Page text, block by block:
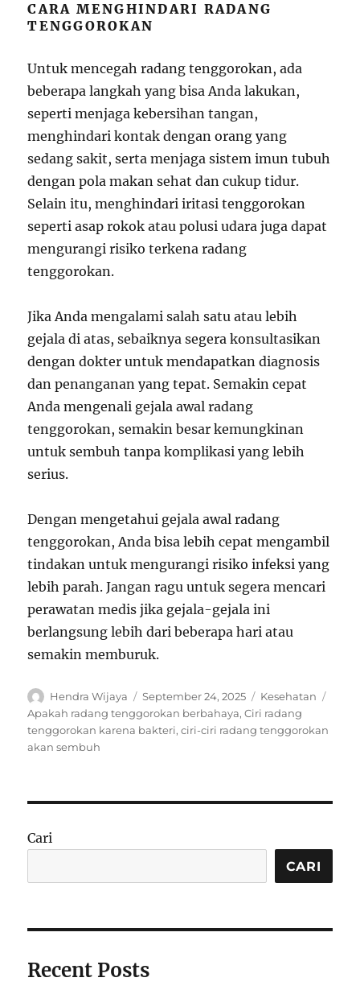
CARA MENGHINDARI RADANG
TENGGOROKAN
Untuk mencegah radang tenggorokan, ada
beberapa langkah yang bisa Anda lakukan,
seperti menjaga kebersihan tangan,
menghindari kontak dengan orang yang
sedang sakit, serta menjaga sistem imun tubuh
dengan pola makan sehat dan cukup tidur.
Selain itu, menghindari iritasi tenggorokan
seperti asap rokok atau polusi udara juga dapat
mengurangi risiko terkena radang
tenggorokan.
Jika Anda mengalami salah satu atau lebih
gejala di atas, sebaiknya segera konsultasikan
dengan dokter untuk mendapatkan diagnosis
dan penanganan yang tepat. Semakin cepat
Anda mengenali gejala awal radang
tenggorokan, semakin besar kemungkinan
untuk sembuh tanpa komplikasi yang lebih
serius.
Dengan mengetahui gejala awal radang
tenggorokan, Anda bisa lebih cepat mengambil
tindakan untuk mengurangi risiko infeksi yang
lebih parah. Jangan ragu untuk segera mencari
perawatan medis jika gejala-gejala ini
berlangsung lebih dari beberapa hari atau
semakin memburuk.
Author
Hendra Wijaya
Posted
on
September 24, 2025 Categories
Kesehatan
Apakah radang tenggorokan berbahaya,Ciri radang
tenggorokan karena bakteri,ciri-ciri radang tenggorokan
akan sembuh
Cari
CARI
Recent Posts